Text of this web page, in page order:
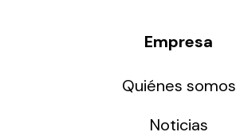
Empresa
Quiénes somos
Noticias